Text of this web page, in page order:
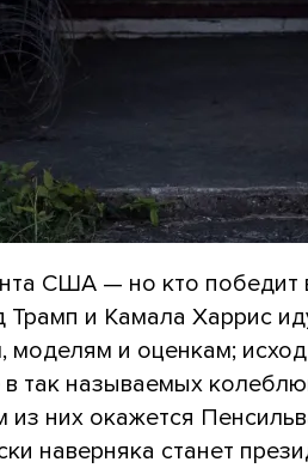
США — но кто победит
и Камала Харрис
моделям и оценкам;
так называемых
из них окажется
наверняка станет